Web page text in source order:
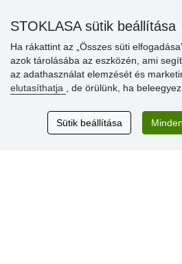
» Kedvezmények és jutalmak
vásárlóinknak
» Súgó
Vásárlók
STOKLASA sütik beállítása
Ha rákattint az „Összes süti
azok tárolásába az eszközén, ami
az adathasználat elemzését és
elutasíthatja
, de örülünk, ha
Sütik beállítása